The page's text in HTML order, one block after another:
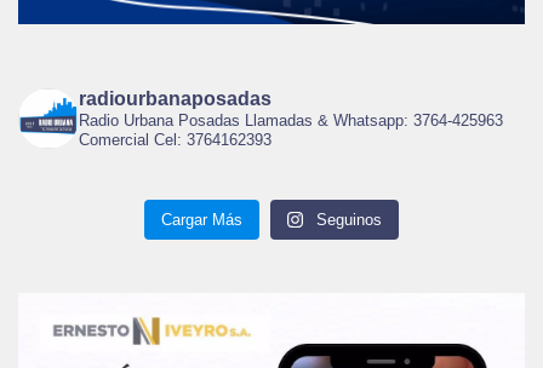
radiourbanaposadas
Radio Urbana Posadas Llamadas & Whatsapp: 3764-425963
Comercial Cel: 3764162393
Cargar Más Seguinos